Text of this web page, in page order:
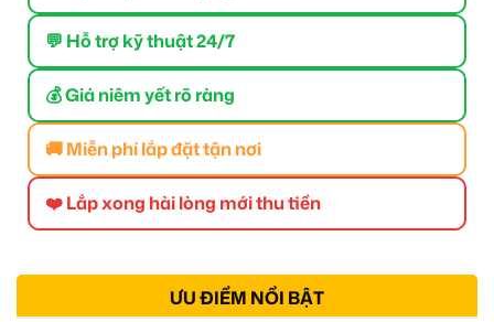
💬 Hỗ trợ kỹ thuật 24/7
💰 Giá niêm yết rõ ràng
🚚 Miễn phí lắp đặt tận nơi
❤️ Lắp xong hài lòng mới thu tiền
ƯU ĐIỂM NỔI BẬT